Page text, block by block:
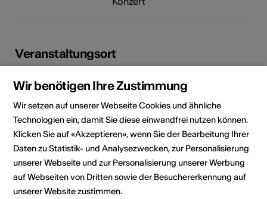
Veranstaltungsort
Wir benötigen Ihre Zustimmung
Wir setzen auf unserer Webseite Cookies und ähnliche
Technologien ein, damit Sie diese einwandfrei nutzen können.
Klicken Sie auf «Akzeptieren», wenn Sie der Bearbeitung Ihrer
Daten zu Statistik- und Analysezwecken, zur Personalisierung
unserer Webseite und zur Personalisierung unserer Werbung
auf Webseiten von Dritten sowie der Besuchererkennung auf
unserer Website zustimmen.